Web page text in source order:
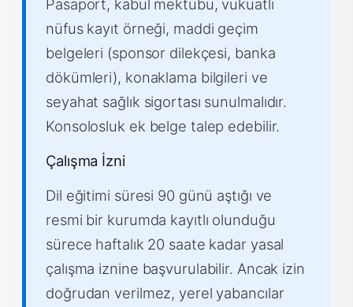
Pasaport, kabul mektubu, vukuatlı
nüfus kayıt örneği, maddi geçim
belgeleri (sponsor dilekçesi, banka
dökümleri), konaklama bilgileri ve
seyahat sağlık sigortası sunulmalıdır.
Konsolosluk ek belge talep edebilir.
Çalışma İzni
Dil eğitimi süresi 90 günü aştığı ve
resmi bir kurumda kayıtlı olunduğu
sürece haftalık 20 saate kadar yasal
çalışma iznine başvurulabilir. Ancak izin
doğrudan verilmez, yerel yabancılar